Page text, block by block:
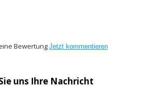
Bewertung Jetzt kommentieren
uns Ihre Nachricht